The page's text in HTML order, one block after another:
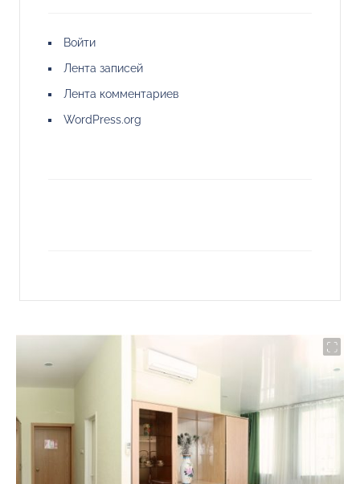
Войти
Лента записей
Лента комментариев
WordPress.org